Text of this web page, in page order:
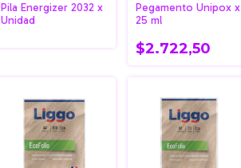
Pila Energizer 2032 x
Unidad
Pegamento Unipox x
25 ml
$2.722,50